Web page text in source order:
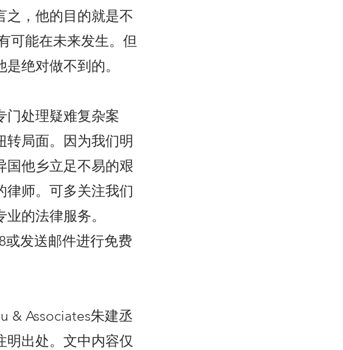
之，他的目的就是不
可能在未来发生。但
绝对做不到的。
门处理疑难复杂案
转局面。因为我们明
国他乡立足不易的艰
律师。可多关注我们
的法律服务。
或发送邮件进行免费
& Associates朱建丞
明出处。文中内容仅